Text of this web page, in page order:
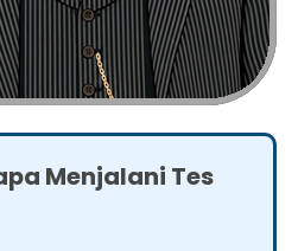
Menjalani Tes